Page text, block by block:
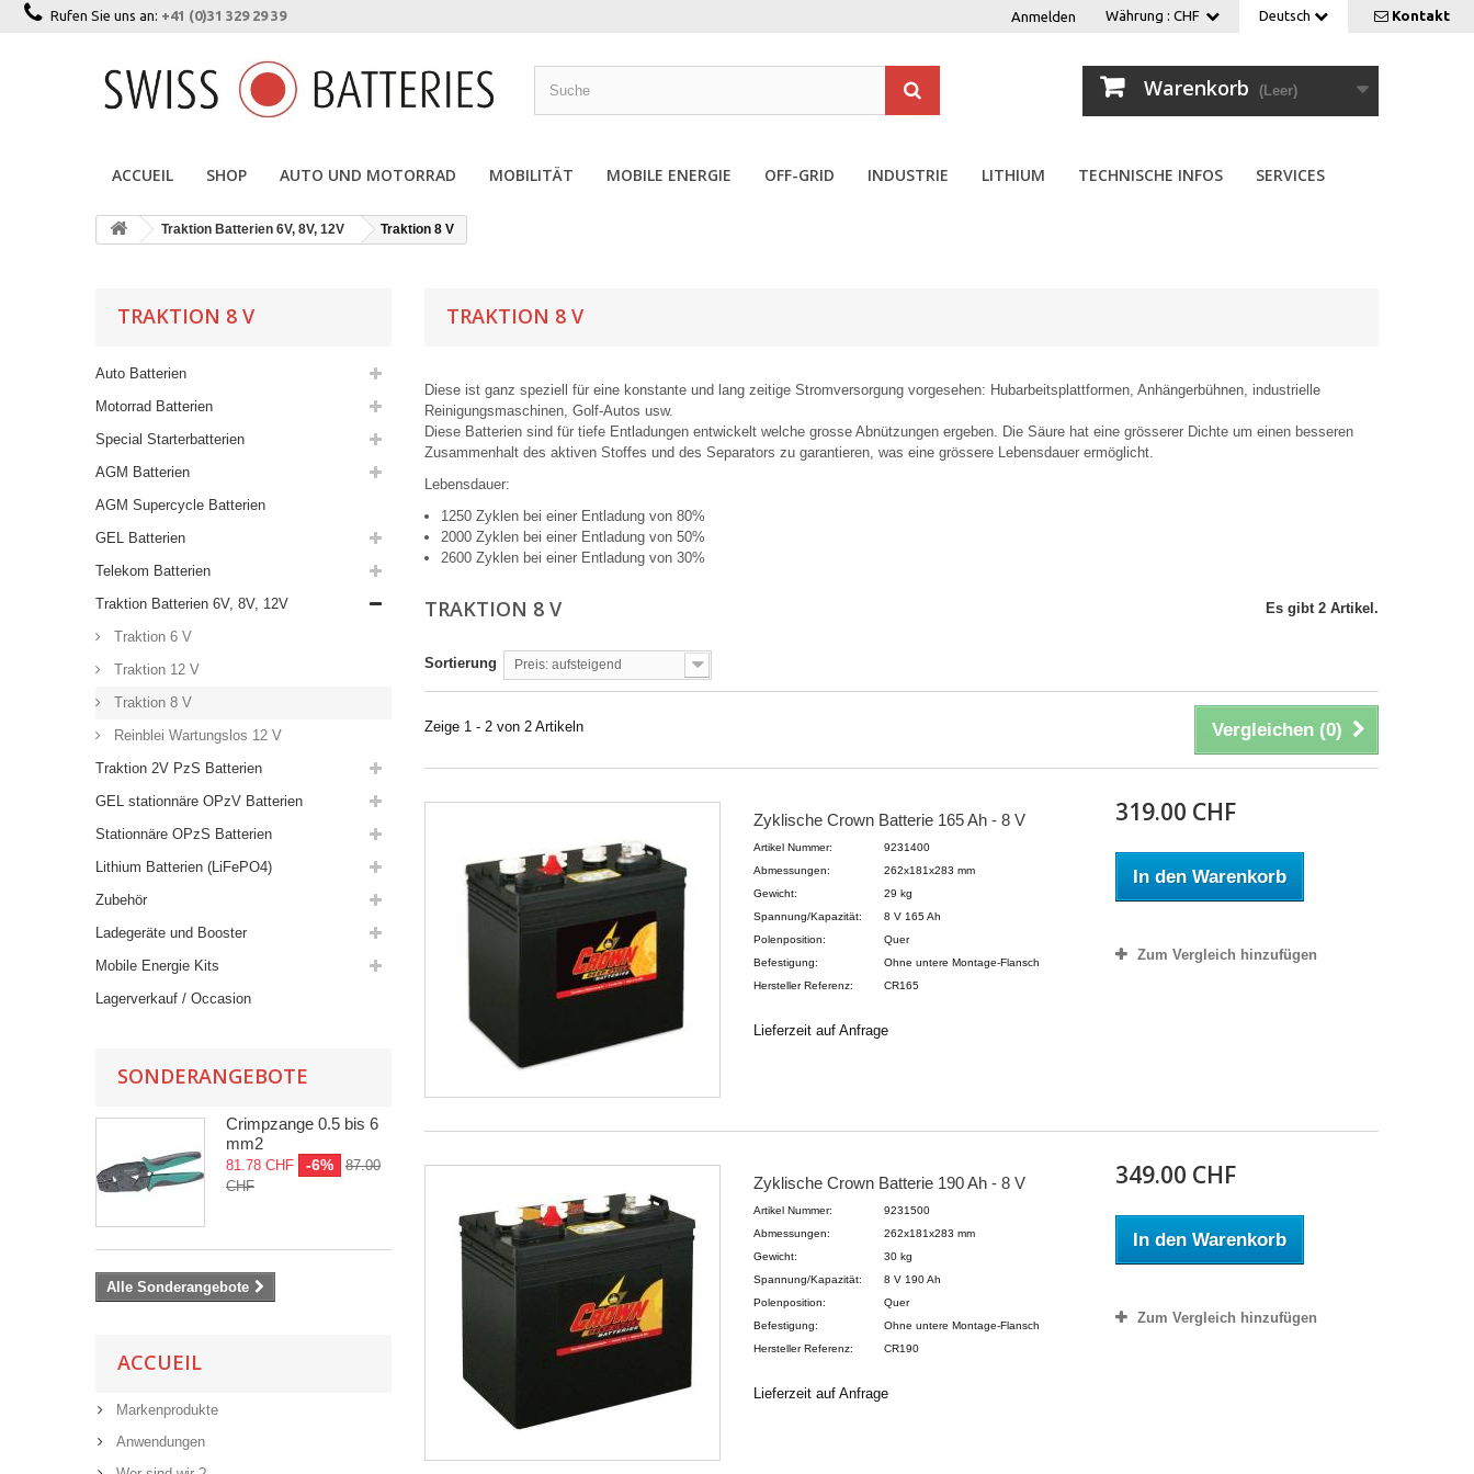
Kontakt
Rufen Sie uns an: +41 (0)31 329 29 39 Deutsch
Währung : CHF
Anmelden
Warenkorb (Leer)
ACCUEIL SHOP AUTO UND MOTORRAD MOBILITÄT MOBILE ENERGIE OFF-GRID INDUSTRIE LITHIUM TECHNISCHE INFOS SERVICES
Traktion Batterien 6V, 8V, 12V Traktion 8 V
TRAKTION 8 V
Auto Batterien
Motorrad Batterien
Special Starterbatterien
AGM Batterien
AGM Supercycle Batterien
GEL Batterien
Telekom Batterien
Traktion Batterien 6V, 8V, 12V
Traktion 6 V
Traktion 12 V
Traktion 8 V
Reinblei Wartungslos 12 V
Traktion 2V PzS Batterien
GEL stationnäre OPzV Batterien
Stationnäre OPzS Batterien
Lithium Batterien (LiFePO4)
Zubehör
Ladegeräte und Booster
Mobile Energie Kits
Lagerverkauf / Occasion
SONDERANGEBOTE
Crimpzange 0.5 bis 6
mm2
81.78 CHF -6%
87.00
CHF
Alle Sonderangebote
ACCUEIL
Markenprodukte
Anwendungen
TRAKTION 8 V
Diese ist ganz speziell für eine konstante und lang zeitige Stromversorgung vorgesehen: Hubarbeitsplattformen, Anhängerbühnen, industrielle
Reinigungsmaschinen, Golf-Autos usw.
Diese Batterien sind für tiefe Entladungen entwickelt welche grosse Abnützungen ergeben. Die Säure hat eine grösserer Dichte um einen besseren
Zusammenhalt des aktiven Stoffes und des Separators zu garantieren, was eine grössere Lebensdauer ermöglicht.
Lebensdauer:
1250 Zyklen bei einer Entladung von 80%
2000 Zyklen bei einer Entladung von 50%
2600 Zyklen bei einer Entladung von 30%
TRAKTION 8 V Es gibt 2 Artikel.
Sortierung Preis: aufsteigend
Vergleichen (0)
Zeige 1 - 2 von 2 Artikeln
Zyklische Crown Batterie 165 Ah - 8 V
Artikel Nummer:
9231400
Abmessungen:
262x181x283 mm
Gewicht:
29 kg
Spannung/Kapazität:
8 V 165 Ah
Polenposition:
Quer
Befestigung:
Ohne untere Montage-Flansch
Hersteller Referenz:
CR165
Lieferzeit auf Anfrage
319.00 CHF
In den Warenkorb
Zum Vergleich hinzufügen
Zyklische Crown Batterie 190 Ah - 8 V
Artikel Nummer:
9231500
Abmessungen:
262x181x283 mm
Gewicht:
30 kg
Spannung/Kapazität:
8 V 190 Ah
Polenposition:
Quer
Befestigung:
Ohne untere Montage-Flansch
Hersteller Referenz:
CR190
Lieferzeit auf Anfrage
349.00 CHF
In den Warenkorb
Zum Vergleich hinzufügen